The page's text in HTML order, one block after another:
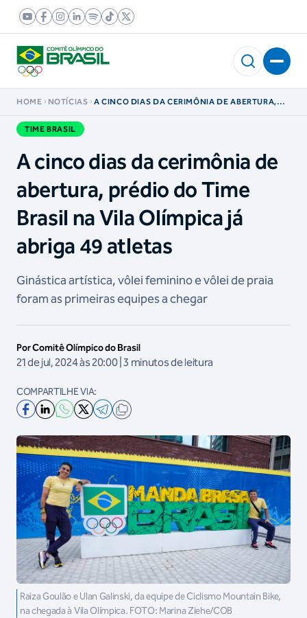
HOME NOTÍCIAS
A CINCO DIAS DA CERIMÔNIA DE ABERTURA,
TIME BRASIL
A cinco dias da cerimônia de
abertura, prédio do Time
Brasil na Vila Olímpica já
abriga 49 atletas
Ginástica artística, vôlei feminino e vôlei de praia
foram as primeiras equipes a chegar
Por Comitê Olímpico do Brasil
21 de jul, 2024 às 20:00 | 3 minutos de leitura
COMPARTILHE VIA:
Raiza Goulão e Ulan Galinski, da equipe de Ciclismo Mountain Bike,
na chegada à Vila Olímpica. FOTO: Marina Ziehe/COB